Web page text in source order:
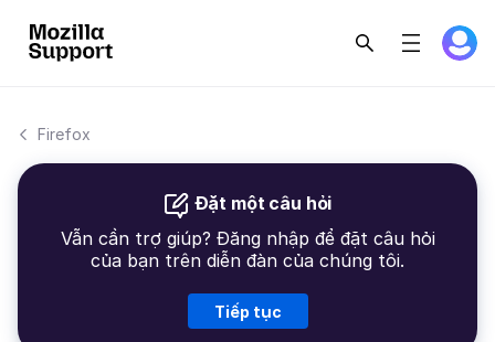
Firefox
Đặt một câu hỏi
Vẫn cần trợ giúp? Đăng nhập để đặt câu hỏi
của bạn trên diễn đàn của chúng tôi.
Tiếp tục